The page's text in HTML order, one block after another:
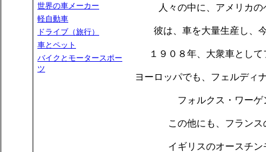
人々の中に、アメリカ
彼は、車を大量生産し、
１９０８年、大衆車とし
ヨーロッパでも、フェルディ
フォルクス・ワー
この他にも、フラン
イギリスのオースチ
世界の車メーカー
軽自動車
ドライブ（旅行）
車とペット
バイクとモータースポー
ツ